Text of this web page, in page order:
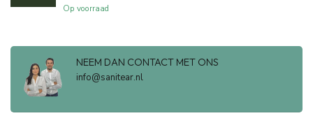
Op voorraad
NEEM DAN CONTACT MET ONS
info@sanitear.nl